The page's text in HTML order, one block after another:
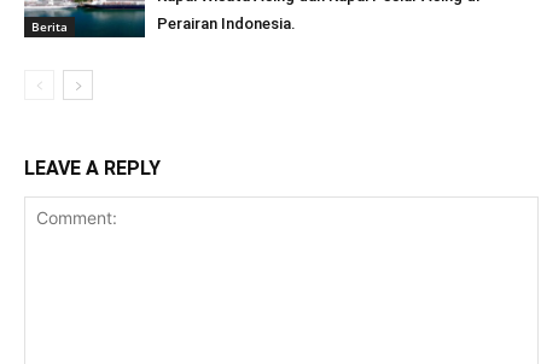
Berita
Perairan Indonesia.
LEAVE A REPLY